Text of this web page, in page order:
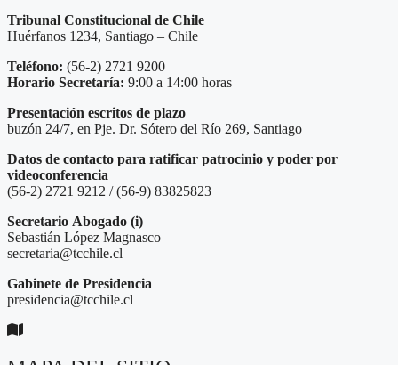
Tribunal Constitucional de Chile
Huérfanos 1234, Santiago – Chile
Teléfono: (56-2) 2721 9200
Horario Secretaría: 9:00 a 14:00 horas
Presentación escritos de plazo
buzón 24/7, en Pje. Dr. Sótero del Río 269, Santiago
Datos de contacto para ratificar patrocinio y poder por
videoconferencia
(56-2) 2721 9212 / (56-9) 83825823
Secretario Abogado (i)
Sebastián López Magnasco
secretaria@tcchile.cl
Gabinete de Presidencia
presidencia@tcchile.cl